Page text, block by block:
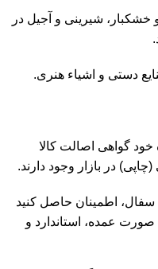
شیرینی و آجیل در
دستی و اشیاء هنری.
خود گواهی اصالت کالا
در بازار وجود دارند.
سفال، اطمینان حاصل کنید
عمده، استاندارد و